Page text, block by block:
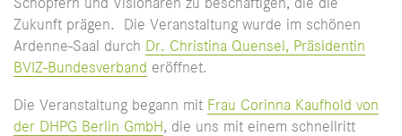
Schöpfern und Visionären zu beschäftigen, die die
Zukunft prägen. Die Veranstaltung wurde im schönen
Ardenne-Saal durch Dr. Christina Quensel, Präsidentin
BVIZ-Bundesverband eröffnet.
Die Veranstaltung begann mit Frau Corinna Kaufhold von
der DHPG Berlin GmbH, die uns mit einem schnellritt